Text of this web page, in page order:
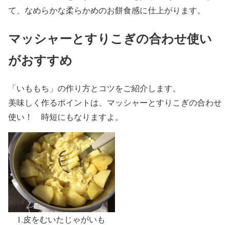
て、なめらかな柔らかめのお餅食感に仕上がります。
マッシャーとすりこぎの合わせ使い
がおすすめ
「いももち」の作り方とコツをご紹介します。
美味しく作るポイントは、マッシャーとすりこぎの合わせ
使い！ 時短にもなりますよ。
1.皮をむいたじゃがいも